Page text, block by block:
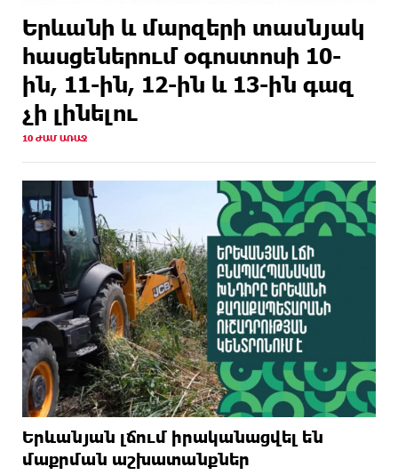
19 ԺԱՄ
ԱՌԱՋ
«ՀայաՔվեն» կանգնած է Հայ առաքելական
եկեղեցու պաշտպանության առաջնագծում
19 ԺԱՄ
ԱՌԱՋ
Սիրո, ազատության ու պարտքի մասին. Մենուա
Սողոմոնյան
Երևանի և մարզերի տասնյակ
հասցեներում օգոստոսի 10-
ին, 11-ին, 12-ին և 13-ին գազ
չի լինելու
10 ԺԱՄ ԱՌԱՋ
Երևանյան լճում իրականացվել են
մաքրման աշխատանքներ